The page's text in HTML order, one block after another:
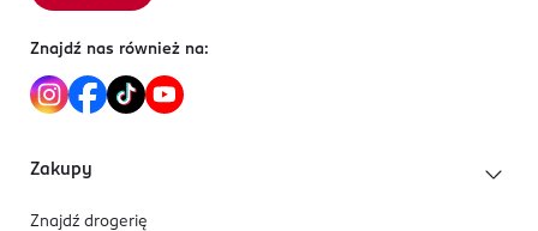
Znajdź nas również na:
Zakupy
Znajdź drogerię